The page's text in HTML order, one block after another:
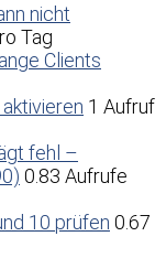
nicht
Tag
Clients
1 Aufruf
fehl –
0.83 Aufrufe
10 prüfen 0.67